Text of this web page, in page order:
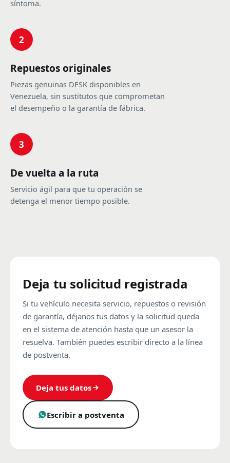
síntoma.
2
Repuestos originales
Piezas genuinas DFSK disponibles en
Venezuela, sin sustitutos que comprometan
el desempeño o la garantía de fábrica.
3
De vuelta a la ruta
Servicio ágil para que tu operación se
detenga el menor tiempo posible.
Deja tu solicitud registrada
Si tu vehículo necesita servicio, repuestos o revisión
de garantía, déjanos tus datos y la solicitud queda
en el sistema de atención hasta que un asesor la
resuelva. También puedes escribir directo a la línea
de postventa.
Deja tus datos
Escribir a postventa